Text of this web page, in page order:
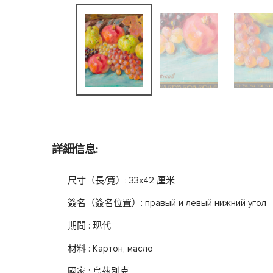
詳細信息:
尺寸（長/寬）: 33x42 厘米
簽名（簽名位置）: правый и левый нижний угол
期間 : 现代
材料 : Картон, масло